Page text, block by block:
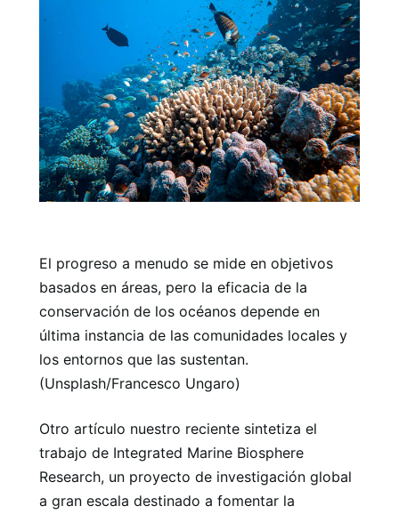
El progreso a menudo se mide en objetivos
basados ​​en áreas, pero la eficacia de la
conservación de los océanos depende en
última instancia de las comunidades locales y
los entornos que las sustentan.
(Unsplash/Francesco Ungaro)
Otro artículo nuestro reciente sintetiza el
trabajo de Integrated Marine Biosphere
Research, un proyecto de investigación global
a gran escala destinado a fomentar la